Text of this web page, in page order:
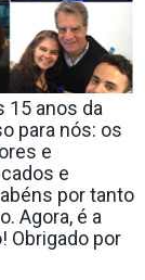
15 anos da
para nós: os
e
e
por tanto
Agora, é a
Obrigado por